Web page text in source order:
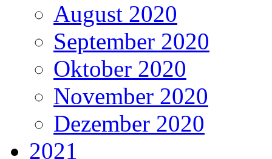
August 2020
September 2020
Oktober 2020
November 2020
Dezember 2020
2021